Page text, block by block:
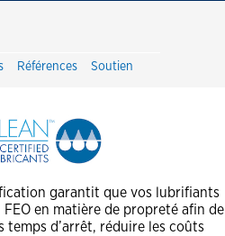
Références Soutien
garantit que vos lubrifiants
en matière de propreté afin de
temps d’arrêt, réduire les coûts